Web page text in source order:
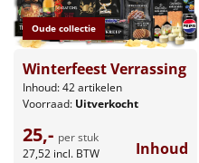
Oude collectie
Winterfeest Verrassing
Inhoud: 42 artikelen
Voorraad: Uitverkocht
25,- per stuk
27,52 incl. BTW Inhoud